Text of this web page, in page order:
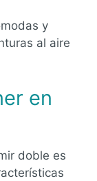
y
al aire
en
doble es